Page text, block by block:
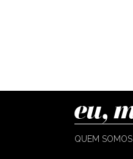
QUEM SOMOS